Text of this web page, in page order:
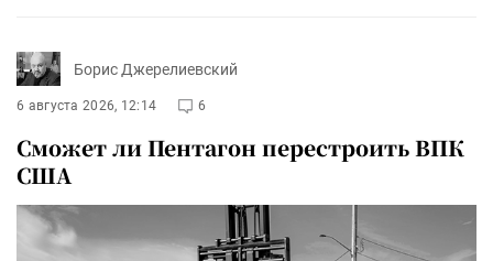
Борис Джерелиевский
6 августа 2026, 12:14 6
Сможет ли Пентагон перестроить ВПК
США